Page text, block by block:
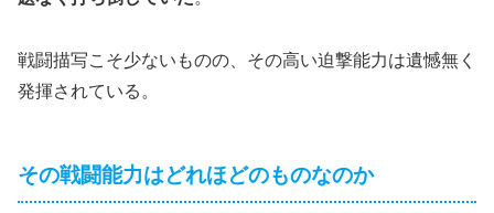
戦闘描写こそ少ないものの、その高い迫撃能力は遺憾無く
発揮されている。
その戦闘能力はどれほどのものなのか